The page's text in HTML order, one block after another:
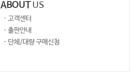
ABOUT US
· 고객센터
· 출판안내
· 단체/대량 구매신청